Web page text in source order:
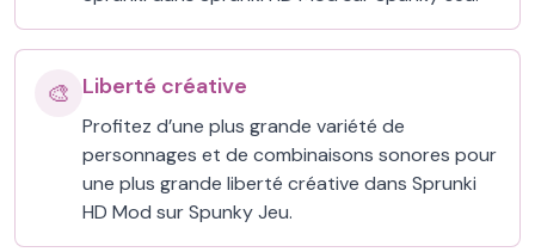
🎨 Liberté créative
Profitez d’une plus grande variété de
personnages et de combinaisons sonores pour
une plus grande liberté créative dans Sprunki
HD Mod sur Spunky Jeu.